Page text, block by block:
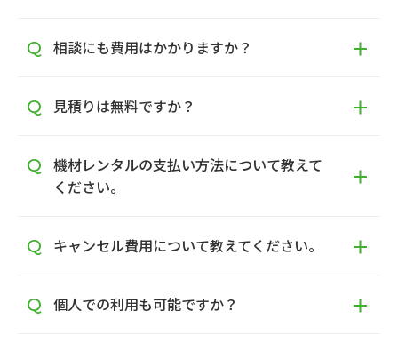
相談にも費用はかかりますか？
見積りは無料ですか？
機材レンタルの支払い方法について教えて
ください。
キャンセル費用について教えてください。
個人での利用も可能ですか？